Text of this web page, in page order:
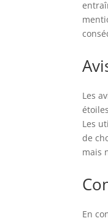
Les
Les
de
mais
En